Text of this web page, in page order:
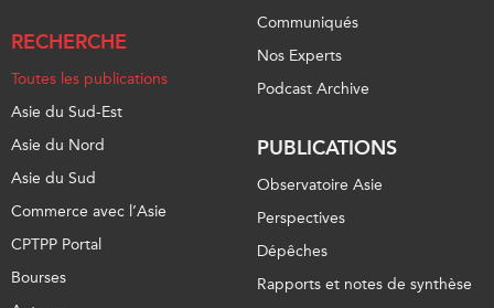
RECHERCHE
Toutes les publications
Asie du Sud-Est
Asie du Nord
Asie du Sud
Commerce avec l’Asie
CPTPP Portal
Bourses
Communiqués
Nos Experts
Podcast Archive
PUBLICATIONS
Observatoire Asie
Perspectives
Dépêches
Rapports et notes de synthèse